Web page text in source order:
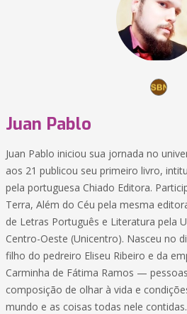
Juan Pablo
Juan Pablo iniciou sua jornada no
aos 21 publicou seu primeiro livro,
pela portuguesa Chiado Editora.
Terra, Além do Céu pela mesma
de Letras Português e Literatura pela
Centro-Oeste (Unicentro). Nasceu no
filho do pedreiro Eliseu Ribeiro e da
Carminha de Fátima Ramos —
composição de olhar à vida e
mundo e as coisas todas nele